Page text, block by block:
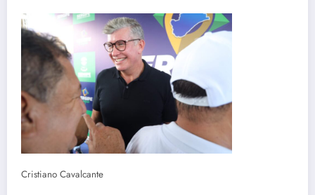
Cristiano Cavalcante